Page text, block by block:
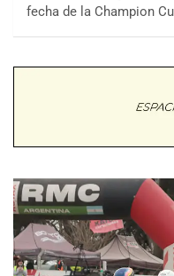
fecha de la Champion